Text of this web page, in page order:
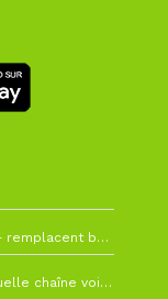
La Liga change de diffuseur : DAZN et Disney+ remplacent beIN Sports !
RC Lens – Villarreal : à quelle heure et sur quelle chaîne voir la finale de la Como Cup ?